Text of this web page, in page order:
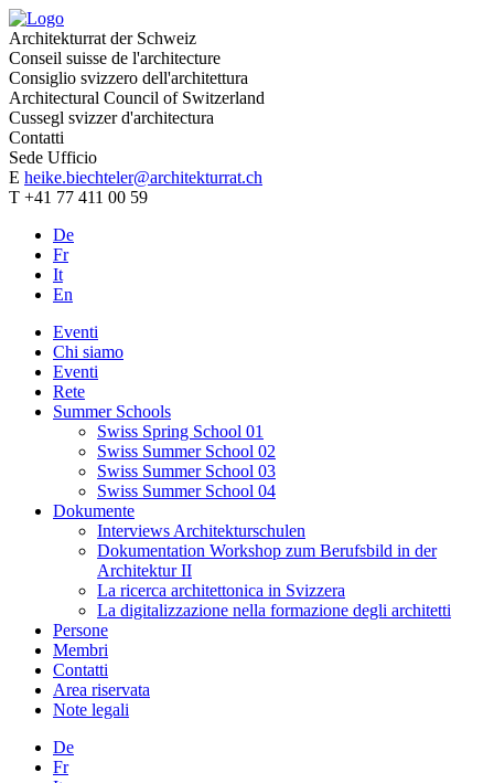
Architekturrat der Schweiz
Conseil suisse de l'architecture
Consiglio svizzero dell'architettura
Architectural Council of Switzerland
Cussegl svizzer d'architectura
Contatti
Sede Ufficio
E heike.biechteler@architekturrat.ch
T +41 77 411 00 59
De
Fr
It
En
Eventi
Chi siamo
Eventi
Rete
Summer Schools
Swiss Spring School 01
Swiss Summer School 02
Swiss Summer School 03
Swiss Summer School 04
Dokumente
Interviews Architekturschulen
Dokumentation Workshop zum Berufsbild in der
Architektur II
La ricerca architettonica in Svizzera
La digitalizzazione nella formazione degli architetti
Persone
Membri
Contatti
Area riservata
Note legali
De
Fr